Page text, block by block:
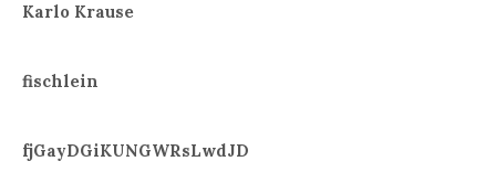
Karlo Krause
fischlein
fjGayDGiKUNGWRsLwdJD